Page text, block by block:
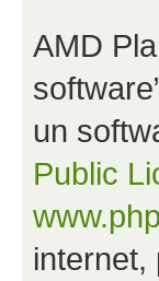
AMD
un
Public
internet,